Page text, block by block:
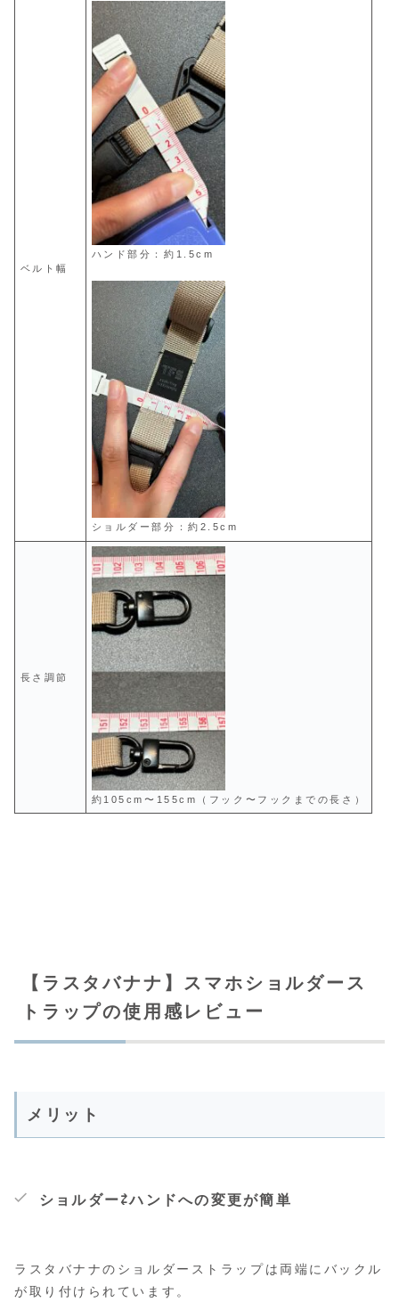
ベルト幅
ハンド部分：約1.5cm
ショルダー部分：約2.5cm
長さ調節
約105cm〜155cm（フック〜フックまでの長さ）
【ラスタバナナ】スマホショルダース
トラップの使用感レビュー
メリット
ショルダー⇄ハンドへの変更が簡単
ラスタバナナのショルダーストラップは両端にバックル
が取り付けられています。